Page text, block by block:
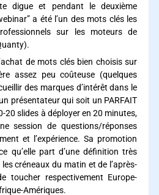
digue et pendant le deuxième
a été l’un des mots clés les
sur les moteurs de
de mots clés bien choisis sur
assez peu coûteuse (quelques
des marques d’intérêt dans le
présentateur qui soit un PARFAIT
20 slides à déployer en 20 minutes,
session de questions/réponses
et l’expérience. Sa promotion
qu’elle part d’une définition très
créneaux du matin et de l’après-
toucher respectivement Europe-
Amériques.